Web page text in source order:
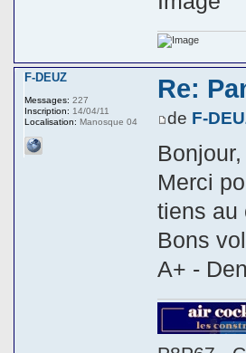
Re:
de F-
Bonjour,
Merci
tiens au
Bons
A+ -
F-DEUZ
Messages: 227
Inscription: 14/04/11
Localisation: Manosque 04